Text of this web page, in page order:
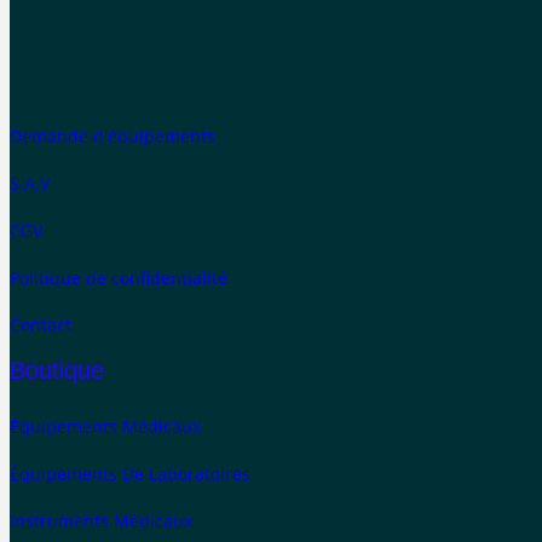
Demande d'équipements
S.A.V
CGV
Politique de confidentialité
Contact
Boutique
Équipements Médicaux
Équipements De Laboratoires
Instruments Médicaux